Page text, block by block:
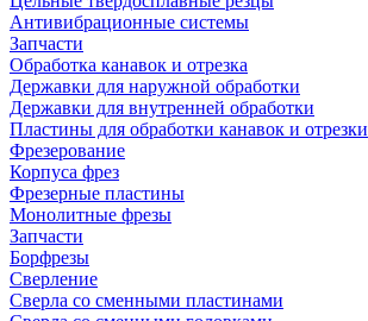
Антивибрационные системы
Запчасти
Обработка канавок и отрезка
Державки для наружной обработки
Державки для внутренней обработки
Пластины для обработки канавок и отрезки
Фрезерование
Корпуса фрез
Фрезерные пластины
Монолитные фрезы
Запчасти
Борфрезы
Сверление
Сверла со сменными пластинами